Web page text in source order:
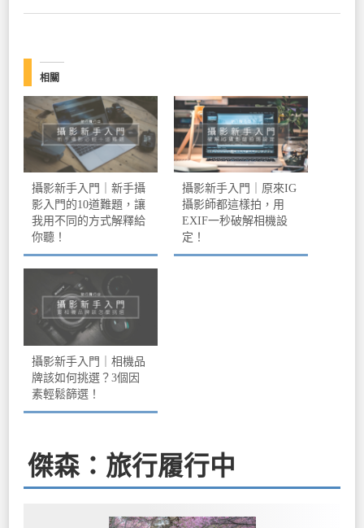
相關
攝影新手入門｜新手攝
影入門的10道難題，讓
我用不同的方式解釋給
你聽！
攝影新手入門｜原來IG
攝影師都這樣拍，用
EXIF一秒破解相機設
定！
攝影新手入門｜相機品
牌該如何挑選？3個因
素輕鬆篩選！
傑森：旅行履行中